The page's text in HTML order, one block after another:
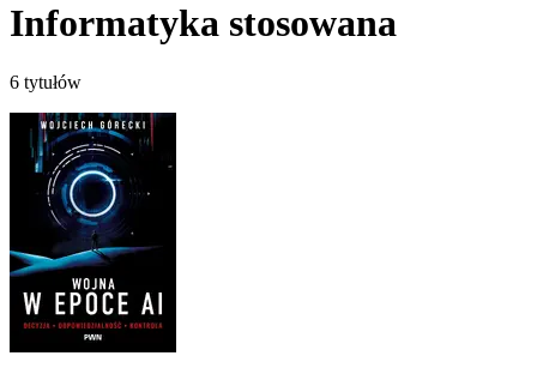
Informatyka stosowana
6 tytułów